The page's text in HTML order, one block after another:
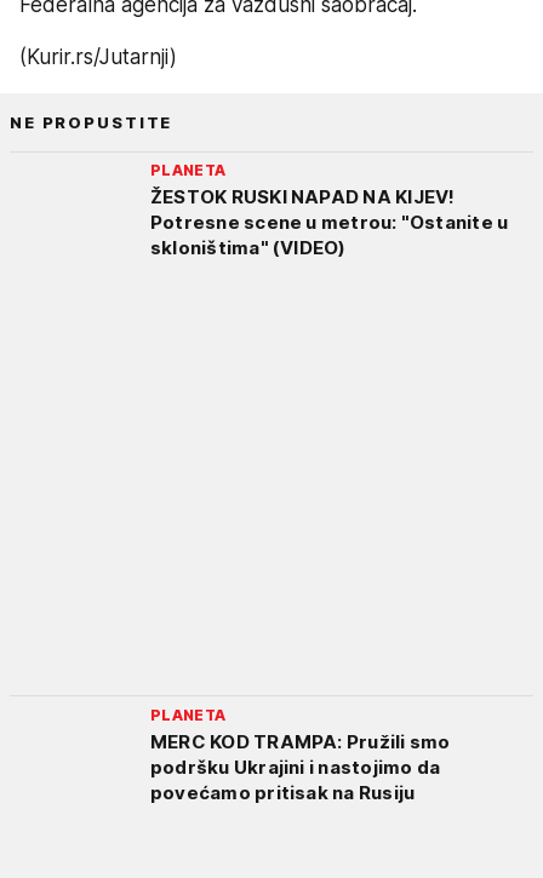
(Kurir.rs/Jutarnji)
NE PROPUSTITE
PLANETA
ŽESTOK RUSKI NAPAD NA KIJEV!
Potresne scene u metrou: "Ostanite u
skloništima" (VIDEO)
PLANETA
MERC KOD TRAMPA: Pružili smo
podršku Ukrajini i nastojimo da
povećamo pritisak na Rusiju